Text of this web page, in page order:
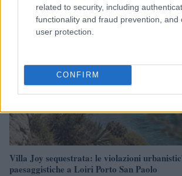
related to security, including
functionality and fraud prevention, and
user protection.
CONFIRM
Villa Joy sequestrata: le violazioni
paesaggistiche a Loiri Porto San Paolo